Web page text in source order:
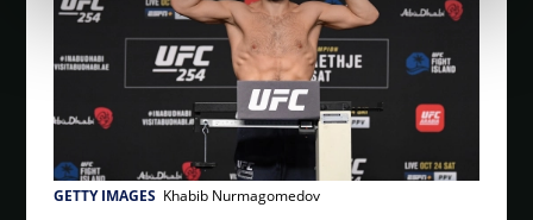
GETTY IMAGES Khabib Nurmagomedov